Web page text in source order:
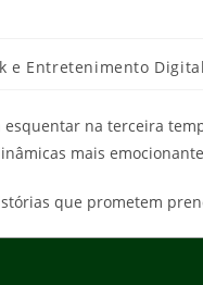
e Entretenimento Digital
na terceira
mais
que prometem